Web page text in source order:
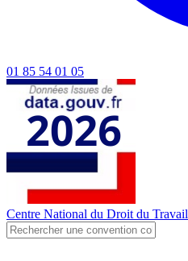
01 85 54 01 05
Centre National du Droit du Travail